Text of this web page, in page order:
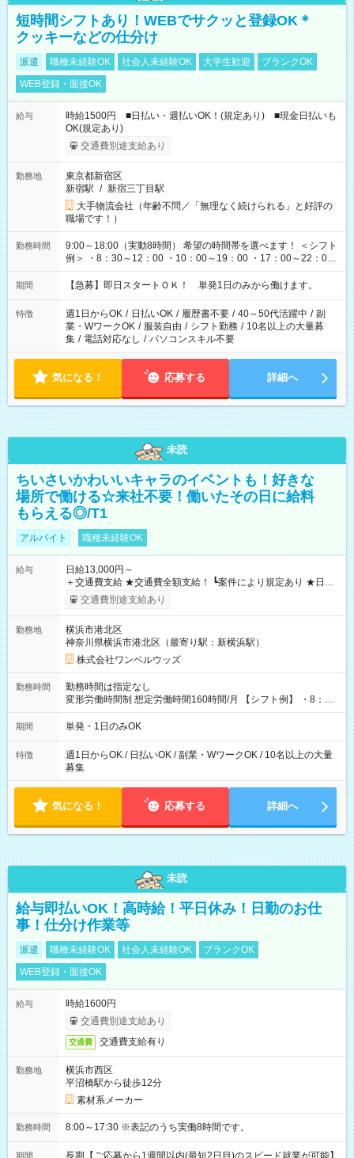
短時間シフトあり！WEBでサクッと登録OK＊
クッキーなどの仕分け
派遣 職種未経験OK 社会人未経験OK 大学生歓迎
ブランクOK
WEB登録・面接OK
給与
時給1500円 ■日払い・週払いOK！(規定あり) ■現金日払いも
OK(規定あり)
交通費別途支給あり
勤務地
東京都新宿区
新宿駅 / 新宿三丁目駅
大手物流会社（年齢不問／「無理なく続けられる」と好評の
職場です！）
勤務時間
9:00～18:00（実動8時間） 希望の時間帯を選べます！ ＜シフト
例＞ ・8：30～12：00 ・10：00～19：00 ・17：00～22：00
・13：00～22：00 ・22：00～翌6：00 など
期間 【急募】即日スタートＯＫ！ 単発1日のみから働けます。
特徴 週1日からOK / 日払いOK / 履歴書不要 / 40～50代活躍中 / 副
業・WワークOK / 服装自由 / シフト勤務 / 10名以上の大量募
集 / 電話対応なし / パソコンスキル不要
気になる！ 応募する 詳細へ
未読
ちいさいかわいいキャラのイベントも！好きな
場所で働ける☆来社不要！働いたその日に給料
もらえる◎/T1
アルバイト 職種未経験OK
給与
日給13,000円～
＋交通費支給 ★交通費全額支給！ ┗案件により規定あり ★日払
いOK！（規定あり） ┗働いたその日に現金GET♪ お仕事後はコ
ンビニATMから 日払い分を引き落とせます！ 【試用期間】試
交通費別途支給あり
勤務地
横浜市港北区
神奈川県横浜市港北区（最寄り駅：新横浜駅）
株式会社ワンベルウッズ
勤務時間
勤務時間は指定なし
変形労働時間制 想定労働時間160時間/月 【シフト例】 ・8：00
～21：00
期間 単発・1日のみOK
特徴
週1日からOK / 日払いOK / 副業・WワークOK / 10名以上の大量
募集
気になる！ 応募する 詳細へ
未読
給与即払いOK！高時給！平日休み！日勤のお仕
事！仕分け作業等
派遣 職種未経験OK 社会人未経験OK
ブランクOK
WEB登録・面接OK
給与
時給1600円
交通費別途支給あり
交通費 交通費支給有り
勤務地
横浜市西区
平沼橋駅から徒歩12分
素材系メーカー
勤務時間 8:00～17:30 ※表記のうち実働8時間です。
期間
長期【ご応募から1週間以内(最短2日目)のスピード就業が可能】